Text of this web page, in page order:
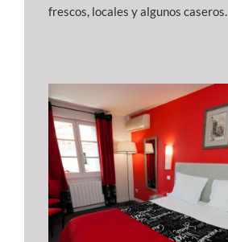
frescos, locales y algunos caseros.